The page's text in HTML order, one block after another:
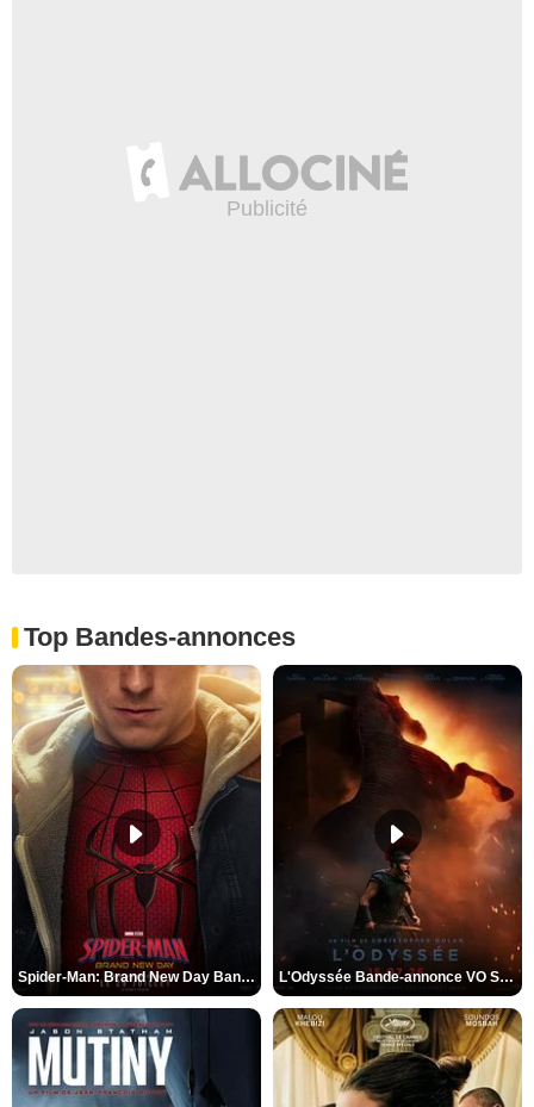
Top Bandes-annonces
Spider-Man: Brand New Day Bande-annonce VO STFR L'Odyssée Bande-annonce VO STFR